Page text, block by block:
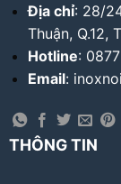
Địa chỉ: 28/
Thuận, Q.12,
Hotline:
Email:
THÔNG TIN